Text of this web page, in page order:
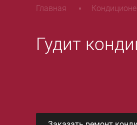
Главная
Гудит